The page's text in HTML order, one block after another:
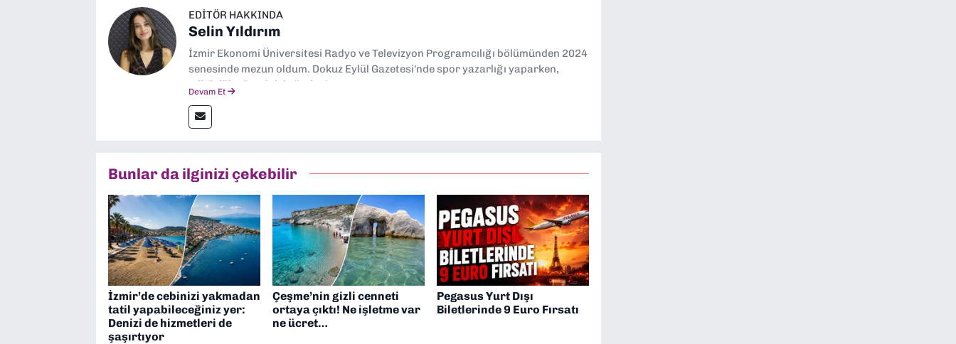
EDITÖR HAKKINDA
Selin Yıldırım
İzmir Ekonomi Üniversitesi Radyo ve Televizyon Programcılığı bölümünden 2024
senesinde mezun oldum. Dokuz Eylül Gazetesi'nde spor yazarlığı yaparken,
editörlük görevini de üstleniyorum.
Devam Et
Bunlar da ilginizi çekebilir
İzmir’de cebinizi yakmadan
tatil yapabileceğiniz yer:
Denizi de hizmetleri de
şaşırtıyor
Çeşme’nin gizli cenneti
ortaya çıktı! Ne işletme var
ne ücret…
Pegasus Yurt Dışı
Biletlerinde 9 Euro Fırsatı